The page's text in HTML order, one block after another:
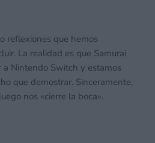
reflexiones que hemos
La realidad es que Samurai
Nintendo Switch y estamos
que demostrar. Sinceramente,
nos «cierre la boca».